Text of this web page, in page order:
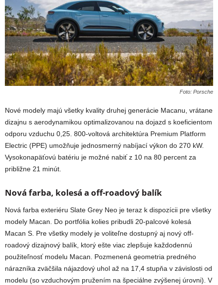
Foto: Porsche
Nové modely majú všetky kvality druhej generácie Macanu, vrátane
dizajnu s aerodynamikou optimalizovanou na dojazd s koeficientom
odporu vzduchu 0,25. 800-voltová architektúra Premium Platform
Electric (PPE) umožňuje jednosmerný nabíjací výkon do 270 kW.
Vysokonapäťovú batériu je možné nabiť z 10 na 80 percent za
približne 21 minút.
Nová farba, kolesá a off-roadový balík
Nová farba exteriéru Slate Grey Neo je teraz k dispozícii pre všetky
modely Macan. Do portfólia kolies pribudli 20-palcové kolesá
Macan S. Pre všetky modely je voliteľne dostupný aj nový off-
roadový dizajnový balík, ktorý ešte viac zlepšuje každodennú
použiteľnosť modelu Macan. Pozmenená geometria predného
nárazníka zväčšila nájazdový uhol až na 17,4 stupňa v závislosti od
modelu (so vzduchovým pružením na špeciálne zvýšenej úrovni). V